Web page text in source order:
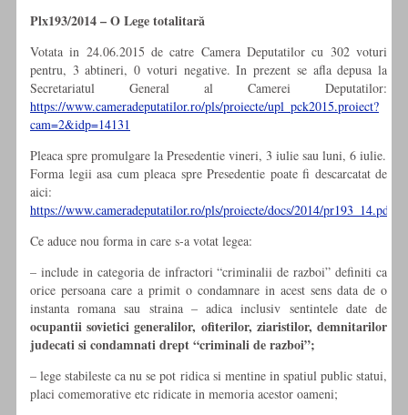
Plx193/2014 – O Lege totalitară
Votata in 24.06.2015 de catre Camera Deputatilor cu 302 voturi
pentru, 3 abtineri, 0 voturi negative. In prezent se afla depusa la
Secretariatul General al Camerei Deputatilor:
https://www.cameradeputatilor.ro/pls/proiecte/upl_pck2015.proiect?
cam=2&idp=14131
Pleaca spre promulgare la Presedentie vineri, 3 iulie sau luni, 6 iulie.
Forma legii asa cum pleaca spre Presedentie poate fi descarcatat de
aici:
https://www.cameradeputatilor.ro/pls/proiecte/docs/2014/pr193_14.pdf
Ce aduce nou forma in care s-a votat legea:
– include in categoria de infractori “criminalii de razboi” definiti ca
orice persoana care a primit o condamnare in acest sens data de o
instanta romana sau straina – adica inclusiv sentintele date de
ocupantii sovietici generalilor, ofiterilor, ziaristilor, demnitarilor
judecati si condamnati drept “criminali de razboi”;
– lege stabileste ca nu se pot ridica si mentine in spatiul public statui,
placi comemorative etc ridicate in memoria acestor oameni;